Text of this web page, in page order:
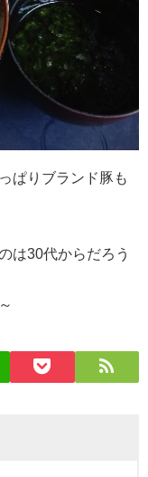
ぱりブランド豚も
は30代からだろう